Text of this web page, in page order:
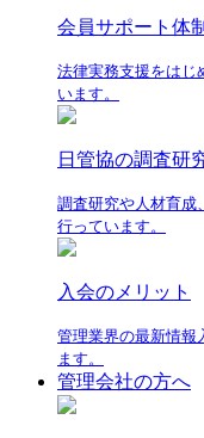
会員サポート体制
法律実務支援をはじ
います。
日管協の調査研
調査研究や人材育成
行っています。
入会のメリット
管理業界の最新情報
ます。
管理会社の方へ